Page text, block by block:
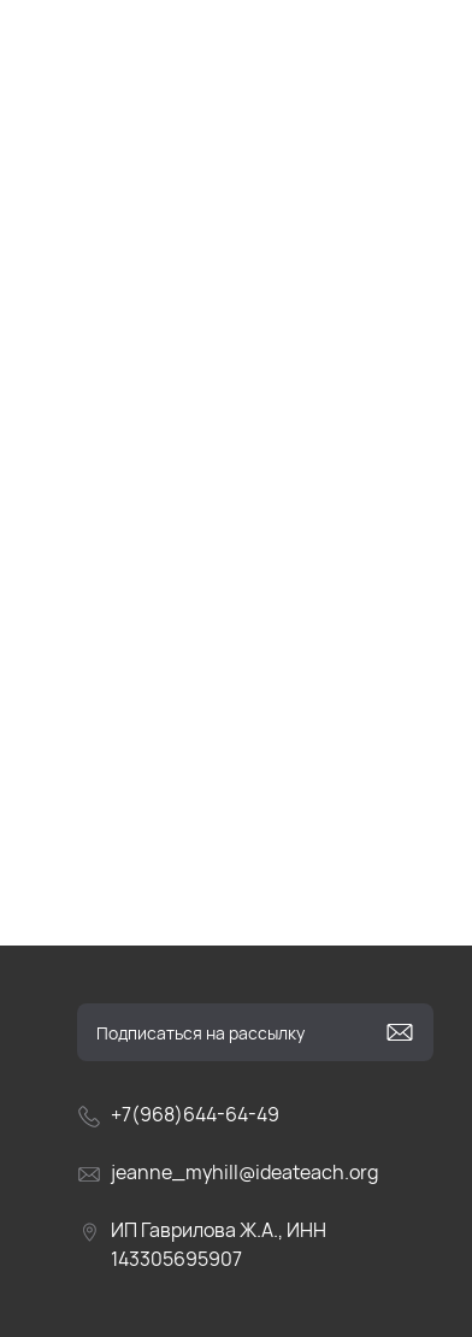
+7(968)644-64-49
jeanne_myhill@ideateach.org
ИП Гаврилова Ж.А., ИНН
143305695907